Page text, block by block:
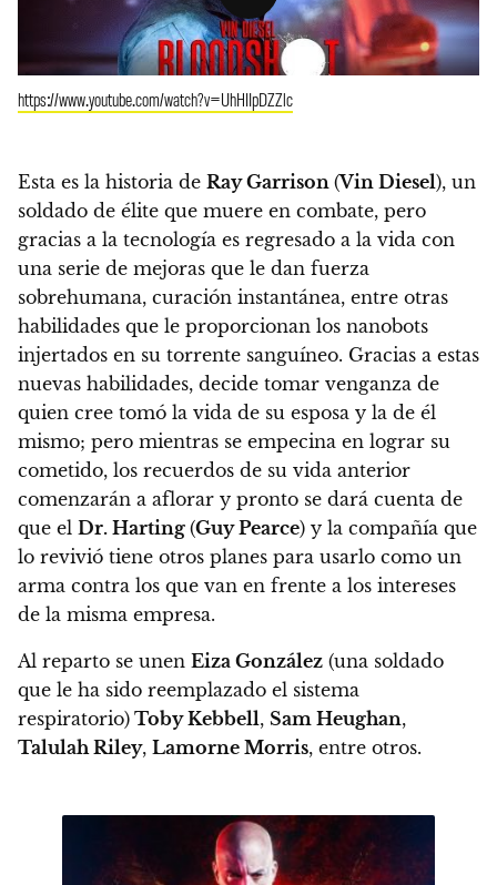
https://www.youtube.com/watch?v=UhHIIpDZZlc
Esta es la historia de Ray Garrison (Vin Diesel), un
soldado de élite que muere en combate, pero
gracias a la tecnología es regresado a la vida con
una serie de mejoras que le dan fuerza
sobrehumana, curación instantánea, entre otras
habilidades que le proporcionan los nanobots
injertados en su torrente sanguíneo. Gracias a estas
nuevas habilidades, decide tomar venganza de
quien cree tomó la vida de su esposa y la de él
mismo; pero mientras se empecina en lograr su
cometido, los recuerdos de su vida anterior
comenzarán a aflorar y pronto se dará cuenta de
que el Dr. Harting (Guy Pearce) y la compañía que
lo revivió tiene otros planes para usarlo como un
arma contra los que van en frente a los intereses
de la misma empresa.
Al reparto se unen Eiza González (una soldado
que le ha sido reemplazado el sistema
respiratorio) Toby Kebbell, Sam Heughan,
Talulah Riley, Lamorne Morris, entre otros.